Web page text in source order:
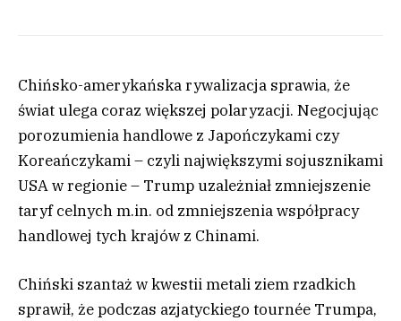
Chińsko-amerykańska rywalizacja sprawia, że
świat ulega coraz większej polaryzacji. Negocjując
porozumienia handlowe z Japończykami czy
Koreańczykami – czyli największymi sojusznikami
USA w regionie – Trump uzależniał zmniejszenie
taryf celnych m.in. od zmniejszenia współpracy
handlowej tych krajów z Chinami.
Chiński szantaż w kwestii metali ziem rzadkich
sprawił, że podczas azjatyckiego tournée Trumpa,